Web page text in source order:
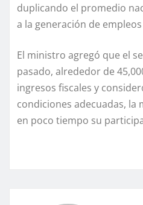
duplicando el promedio
a la generación de
El ministro agregó que el
pasado, alrededor de
ingresos fiscales y
condiciones adecuadas,
en poco tiempo su